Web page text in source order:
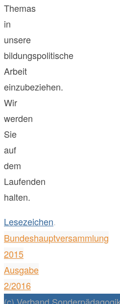
Themas
in
unsere
bildungspolitische
Arbeit
einzubeziehen.
Wir
werden
Sie
auf
dem
Laufenden
halten.
Lesezeichen.
Bundeshauptversammlung
2015
Ausgabe
2/2016
(c) Verband